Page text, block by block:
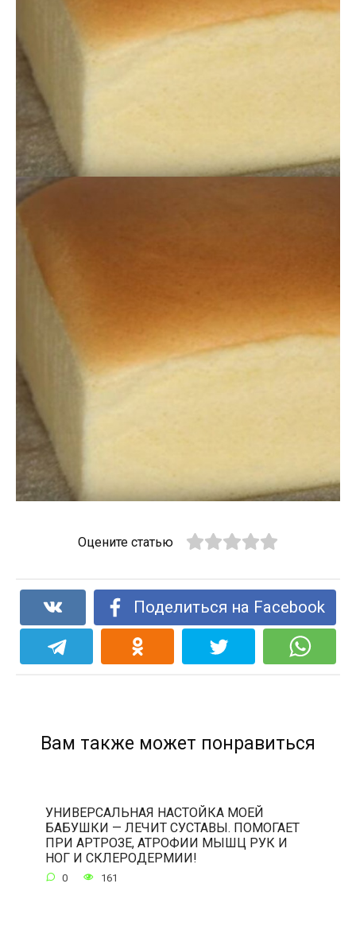
Оцените статью
Поделиться на Facebook
Вам также может понравиться
УНИВЕРСАЛЬНАЯ НАСТОЙКА МОЕЙ
БАБУШКИ — ЛЕЧИТ СУСТАВЫ. ПОМОГАЕТ
ПРИ АРТРОЗЕ, АТРОФИИ МЫШЦ РУК И
НОГ И СКЛЕРОДЕРМИИ!
0 161